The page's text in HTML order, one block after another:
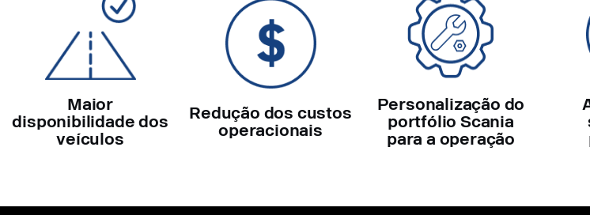
Maior
disponibilidade dos
veículos
Redução dos custos
operacionais
Personalização do
portfólio Scania
para a operação